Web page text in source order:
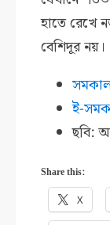
হাতে রেখে
বেশিদূর নয়।
ই-
ছবি:
Share this:
X